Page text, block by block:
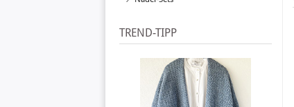
TREND-TIPP